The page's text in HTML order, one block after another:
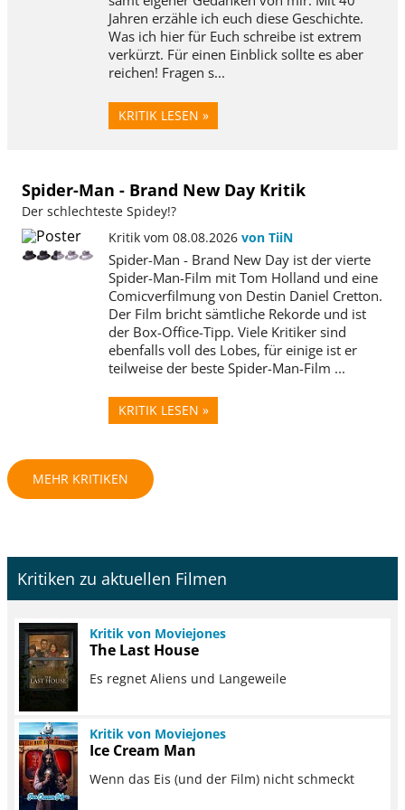
Jahren erzähle ich euch diese Geschichte.
Was ich hier für Euch schreibe ist extrem
verkürzt. Für einen Einblick sollte es aber
reichen! Fragen s...
KRITIK LESEN »
Spider-Man - Brand New Day Kritik
Der schlechteste Spidey!?
Kritik vom 08.08.2026 von TiiN
Spider-Man - Brand New Day ist der vierte
Spider-Man-Film mit Tom Holland und eine
Comicverfilmung von Destin Daniel Cretton.
Der Film bricht sämtliche Rekorde und ist
der Box-Office-Tipp. Viele Kritiker sind
ebenfalls voll des Lobes, für einige ist er
teilweise der beste Spider-Man-Film ...
KRITIK LESEN »
MEHR KRITIKEN
Kritiken zu aktuellen Filmen
Kritik von Moviejones
The Last House
Es regnet Aliens und Langeweile
Kritik von Moviejones
Ice Cream Man
Wenn das Eis (und der Film) nicht schmeckt